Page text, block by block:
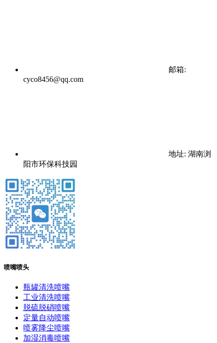
邮箱:
cyco8456@qq.com
地址: 湖南浏
阳市环保科技园
喷嘴喷头
瓶罐清洗喷嘴
工业清洗喷嘴
脱硫脱硝喷嘴
定量自动喷嘴
喷雾降尘喷嘴
加湿消毒喷嘴